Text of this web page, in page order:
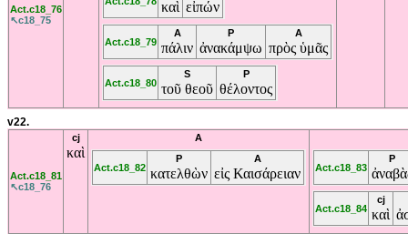
Act.c18_76
↖c18_75
καὶ εἰπών
Act.c18_79
A
πάλιν
P
ἀνακάμψω
A
πρὸς ὑμᾶς
Act.c18_80
S
τοῦ θεοῦ
P
θέλοντος
v22.
Act.c18_81
↖c18_76
cj
καὶ
A
Act.c18_82
P
κατελθὼν
A
εἰς Καισάρειαν Act.c18_83
P
Act.c18_84
cj
καὶ